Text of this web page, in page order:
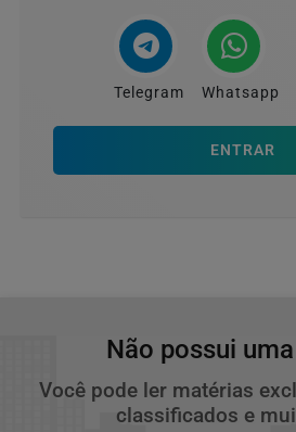
Telegram Whatsapp
ENTRAR
Não possui
Você pode ler matérias
classificados e